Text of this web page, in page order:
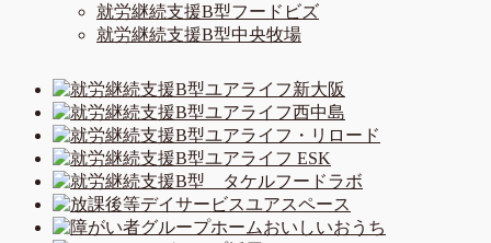
就労継続支援B型フードビズ
就労継続支援B型中央牧場